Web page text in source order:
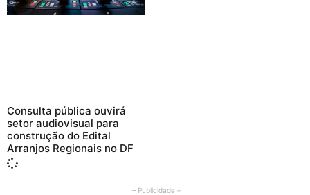
Consulta pública ouvirá
setor audiovisual para
construção do Edital
Arranjos Regionais no DF
– Publicidade –